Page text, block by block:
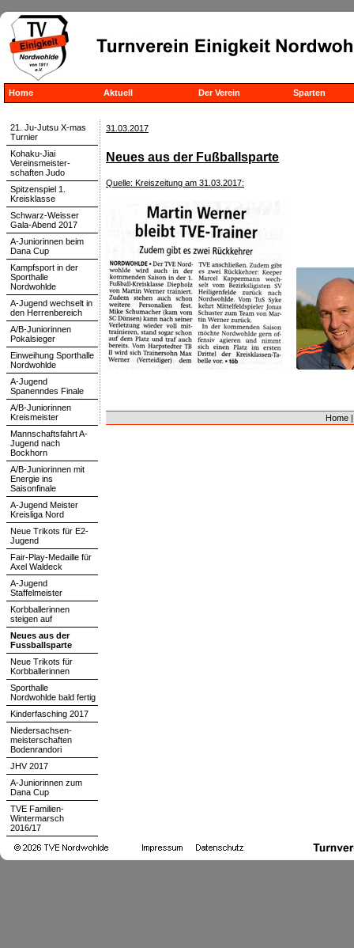
Home Aktuell Der Verein Sparten
31.03.2017
Neues aus der Fußballsparte
Quelle: Kreiszeitung am 31.03.2017:
Home |
21. Ju-Jutsu X-mas
Turnier
Kohaku-Jiai
Vereinsmeister-
schaften Judo
Spitzenspiel 1.
Kreisklasse
Schwarz-Weisser
Gala-Abend 2017
A-Juniorinnen beim
Dana Cup
Kampfsport in der
Sporthalle
Nordwohlde
A-Jugend wechselt in
den Herrenbereich
A/B-Juniorinnen
Pokalsieger
Einweihung Sporthalle
Nordwohlde
A-Jugend
Spanenndes Finale
A/B-Juniorinnen
Kreismeister
Mannschaftsfahrt A-
Jugend nach
Bockhorn
A/B-Juniorinnen mit
Energie ins
Saisonfinale
A-Jugend Meister
Kreisliga Nord
Neue Trikots für E2-
Jugend
Fair-Play-Medaille für
Axel Waldeck
A-Jugend
Staffelmeister
Korbballerinnen
steigen auf
Neues aus der
Fussballsparte
Neue Trikots für
Korbballerinnen
Sporthalle
Nordwohlde bald fertig
Kinderfasching 2017
Niedersachsen-
meisterschaften
Bodenrandori
JHV 2017
A-Juniorinnen zum
Dana Cup
TVE Familien-
Wintermarsch
2016/17